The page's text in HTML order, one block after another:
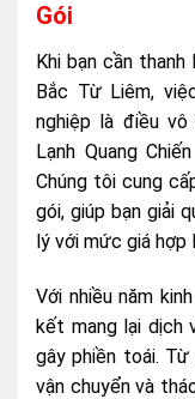
Gói
Khi bạn cần
Bắc Từ Liêm,
nghiệp là điều
Lạnh Quang
Chúng tôi cung
gói, giúp bạn giải
lý với mức giá hợp
Với nhiều năm
kết mang lại dịch
gây phiền toái.
vận chuyển và